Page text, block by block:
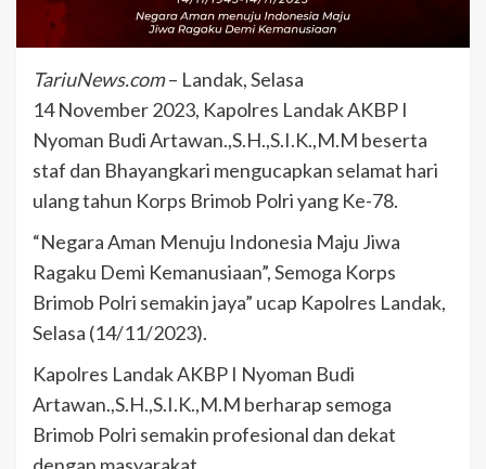
TariuNews.com– Landak, Selasa
14 November 2023, Kapolres Landak AKBP I
Nyoman Budi Artawan.,S.H.,S.I.K.,M.M beserta
staf dan Bhayangkari mengucapkan selamat hari
ulang tahun Korps Brimob Polri yang Ke-78.
“Negara Aman Menuju Indonesia Maju Jiwa
Ragaku Demi Kemanusiaan”, Semoga Korps
Brimob Polri semakin jaya” ucap Kapolres Landak,
Selasa (14/11/2023).
Kapolres Landak AKBP I Nyoman Budi
Artawan.,S.H.,S.I.K.,M.M berharap semoga
Brimob Polri semakin profesional dan dekat